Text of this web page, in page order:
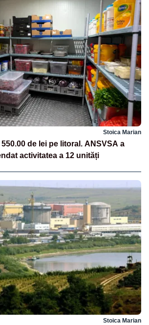
Stoica Marian
de lei pe litoral. ANSVSA a
activitatea a 12 unități
Stoica Marian